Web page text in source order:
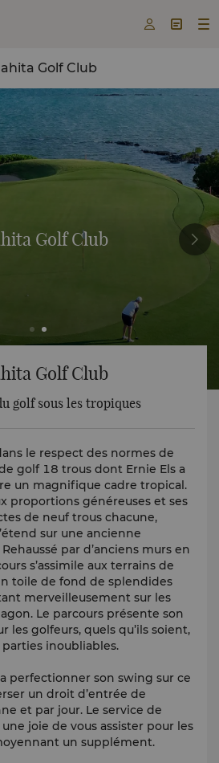
  
Golf Club
Golf Club
Golf Club
golf sous les tropiques
le respect des normes de
de golf 18 trous dont Ernie Els a
un magnifique cadre tropical.
proportions généreuses et ses
de neuf trous chacune,
sur une ancienne
par d’anciens murs en
s’assimile aux terrains de
toile de fond de splendides
merveilleusement sur les
Le parcours présente son
les golfeurs, quels qu’ils soient,
inoubliables.
perfectionner son swing sur ce
un droit d’entrée de
et par jour. Le service de
joie de vous assister pour les
un supplément.